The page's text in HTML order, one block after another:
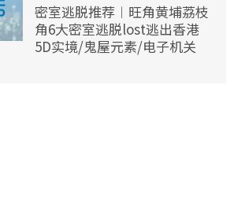
密室逃脱推荐︱旺角黄埔荔枝
角6大密室逃脱lost逃出香港
5D实境/鬼屋元素/电子机关